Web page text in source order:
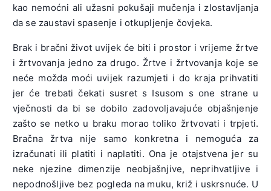
kao nemoćni ali užasni pokušaji mučenja i zlostavljanja
da se zaustavi spasenje i otkupljenje čovjeka.
Brak i bračni život uvijek će biti i prostor i vrijeme žrtve
i žrtvovanja jedno za drugo. Žrtve i žrtvovanja koje se
neće možda moći uvijek razumjeti i do kraja prihvatiti
jer će trebati čekati susret s Isusom s one strane u
vječnosti da bi se dobilo zadovoljavajuće objašnjenje
zašto se netko u braku morao toliko žrtvovati i trpjeti.
Bračna žrtva nije samo konkretna i nemoguća za
izračunati ili platiti i naplatiti. Ona je otajstvena jer su
neke njezine dimenzije neobjašnjive, neprihvatljive i
nepodnošljive bez pogleda na muku, križ i uskrsnuće. U